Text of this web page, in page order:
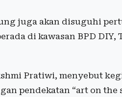
juga akan disuguhi
di kawasan BPD DIY,
Pratiwi, menyebut
pendekatan “art on the